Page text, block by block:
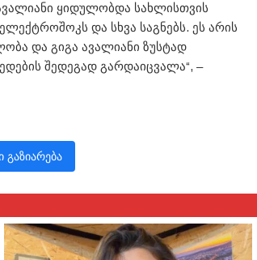
ყიდულობდა სახლისთვის
და სხვა საგნებს. ეს არის
და გიგა ავალიანი ზუსტად
შედეგად გარდაიცვალა“, –
გაზიარება